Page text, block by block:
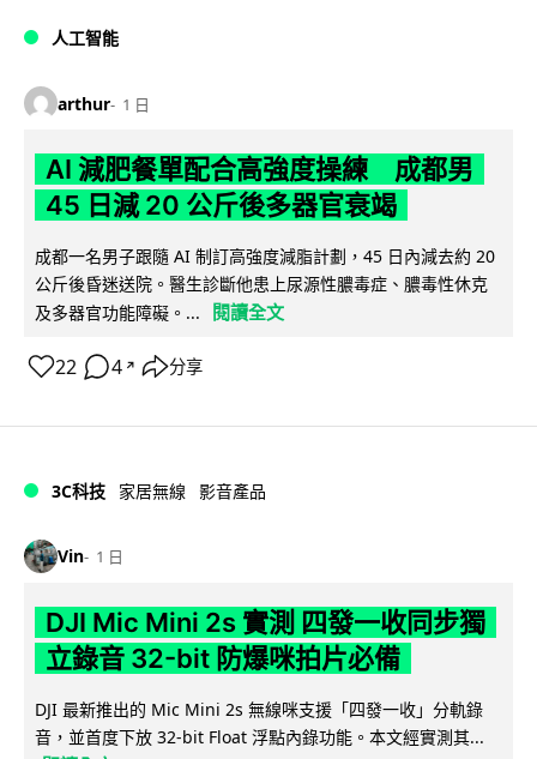
人工智能
arthur 1 日
AI 減肥餐單配合高強度操練 成都男
45 日減 20 公斤後多器官衰竭
成都一名男子跟隨 AI 制訂高強度減脂計劃，45 日內減去約 20
公斤後昏迷送院。醫生診斷他患上尿源性膿毒症、膿毒性休克
及多器官功能障礙。...
閱讀全文
22 4 ↗ 分享
3C科技 家居無線 影音產品
Vin 1 日
DJI Mic Mini 2s 實測 四發一收同步獨
立錄音 32-bit 防爆咪拍片必備
DJI 最新推出的 Mic Mini 2s 無線咪支援「四發一收」分軌錄
音，並首度下放 32-bit Float 浮點內錄功能。本文經實測其...